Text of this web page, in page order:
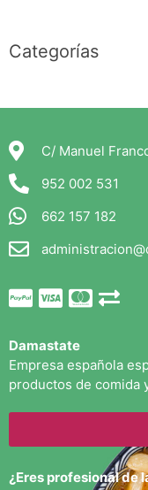
Categorías
C/ Manuel
952 002 531
662 157 182
Damastate
Empresa española
productos de comida
¿Eres profesional de